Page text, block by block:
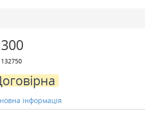
132750
інформація